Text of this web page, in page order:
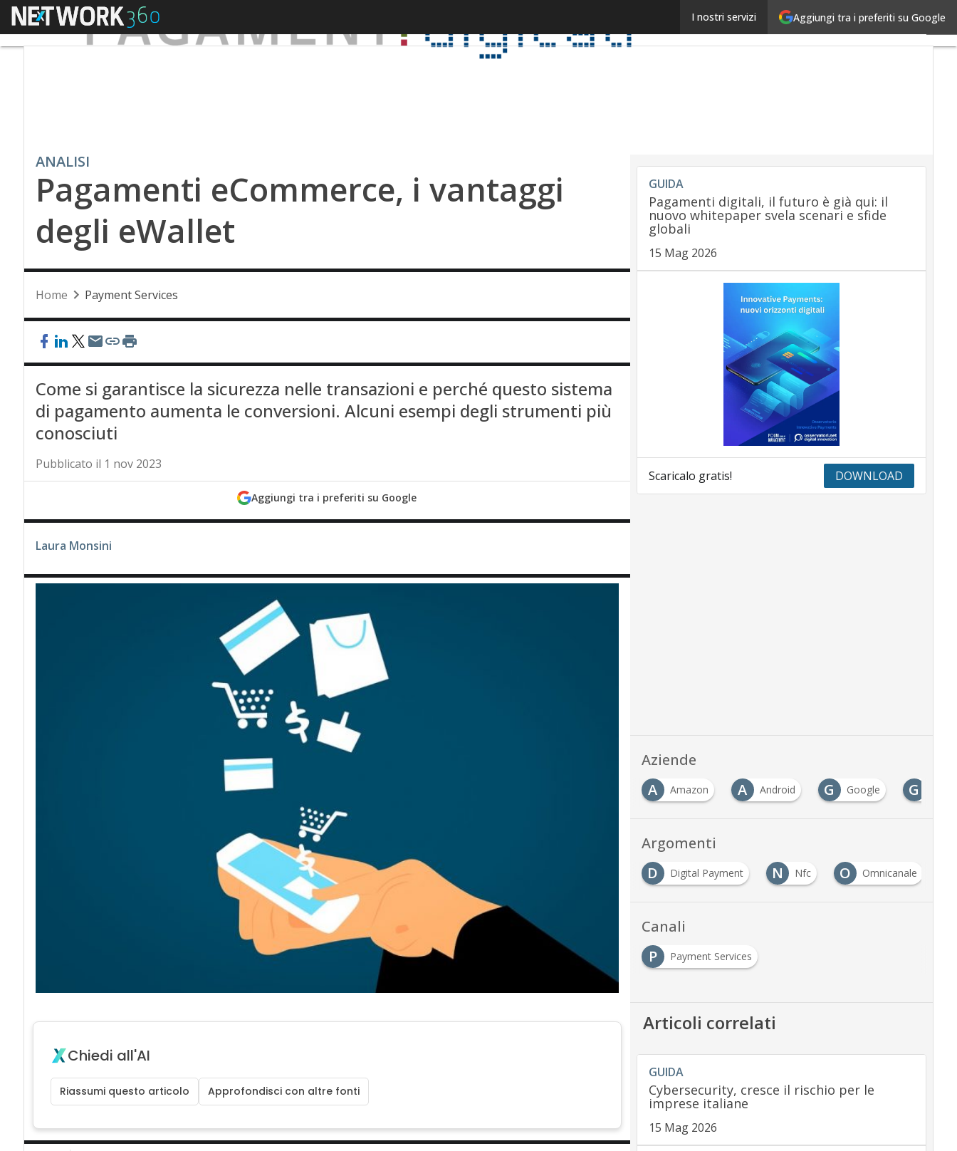
Aggiungi tra i preferiti su Google
I nostri servizi
Menu Pagamenti eCommerce, i vantaggi degli eWalletUltimi
ANALISI
Pagamenti eCommerce, i vantaggi
degli eWallet
Home Payment Services
Come si garantisce la sicurezza nelle transazioni e perché questo sistema
di pagamento aumenta le conversioni. Alcuni esempi degli strumenti più
conosciuti
Pubblicato il 1 nov 2023
Aggiungi tra i preferiti su Google
Laura Monsini
Chiedi all'AI
Riassumi questo articolo Approfondisci con altre fonti
GUIDA
Pagamenti digitali, il futuro è già qui: il
nuovo whitepaper svela scenari e sfide
globali
15 Mag 2026
Scaricalo gratis! DOWNLOAD
Aziende
A Amazon A Android G Google G
Argomenti
D Digital Payment N Nfc O Omnicanale
Canali
P
Payment Services
Articoli correlati
GUIDA
Cybersecurity, cresce il rischio per le
imprese italiane
15 Mag 2026